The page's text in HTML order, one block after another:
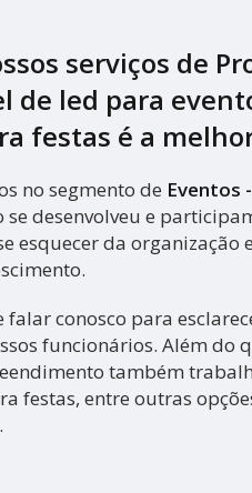
serviços de
de led para
festas é a
no segmento de Eventos
se desenvolveu e
esquecer da organização
falar conosco para
funcionários. Além do
também
festas, entre outras